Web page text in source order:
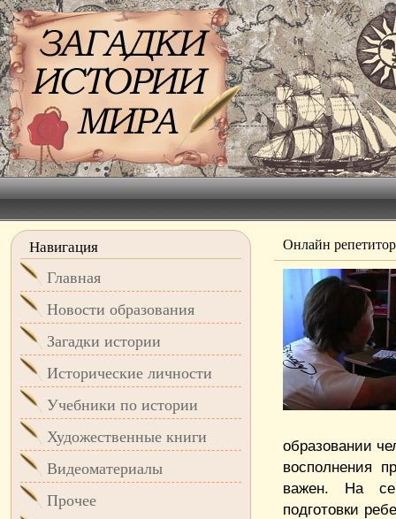
Онлайн
образовании
восполнения
важен. На
подготовки
Навигация
Главная
Новости образования
Загадки истории
Исторические личности
Учебники по истории
Художественные книги
Видеоматериалы
Прочее